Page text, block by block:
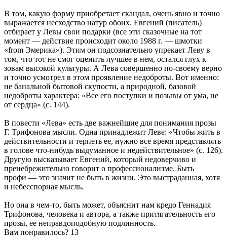
В том, какую форму приобретает скандал, очень явно и точно
выражается несходство натур обоих. Евгений (писатель)
отбирает у Левы свои подарки (все эти сказочные на тот
момент — действие происходит около 1988 г. — шмотки
«from Эмерика»). Этим он подсознательно упрекает Леву в
том, что тот не смог оценить лучшее в нем, остался глух к
зовам высокой культуры. А Лева совершенно по-своему верно
и точно усмотрел в этом проявление недоброты. Вот именно:
не банальной бытовой скупости, а природной, базовой
недоброты характера: «Все его поступки и позывы от ума, не
от сердца» (с. 144).
В повести «Лева» есть две важнейшие для понимания прозы
Г. Трифонова мысли. Одна принадлежит Леве: «Чтобы жить в
действительности и терпеть ее, нужно все время представлять
в голове что-нибудь выдуманное и недействительное» (с. 126).
Другую высказывает Евгений, который недоверчиво и
пренебрежительно говорит о профессионализме. Быть
профи — это значит не быть в жизни. Это выстраданная, хотя
и небесспорная мысль.
Но она в чем-то, быть может, объяснит нам кредо Геннадия
Трифонова, человека и автора, а также притягательность его
прозы, ее неправдоподобную подлинность.
Вам понравилось? 13